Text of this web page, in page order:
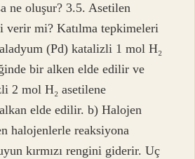
ne oluşur? 3.5. Asetilen
verir mi? Katılma tepkimeleri
(Pd) katalizli 1 mol H₂
bir alken elde edilir ve
2 mol H₂ asetilene
elde edilir. b) Halojen
halojenlerle reaksiyona
kırmızı rengini giderir. Uç